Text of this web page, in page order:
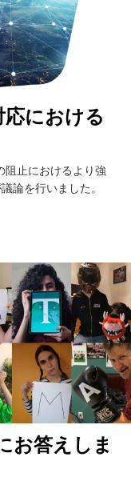
における
止におけるより強
論を行いました。
お答えしま